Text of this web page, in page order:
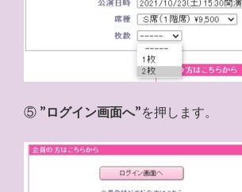
⑤ ” ログイン画面へ”を押します。